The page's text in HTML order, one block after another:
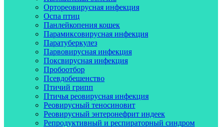
Ортореовирусная инфекция
Оспа птиц
Панлейкопения кошек
Парамиксовирусная инфекция
Паратуберкулез
Парвовирусная инфекция
Поксвирусная инфекция
Пробоотбор
Псевдобешенство
Птичий грипп
Птичья реовирусная инфекция
Реовирусный теносиновит
Реовирусный энтеронефрит индеек
Репродуктивный и респираторный синдром